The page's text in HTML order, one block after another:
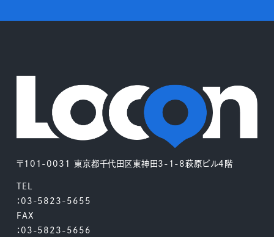
〒101-0031 東京都千代田区東神田3-1-8萩原ビル4階
TEL
：03-5823-5655
FAX
：03-5823-5656